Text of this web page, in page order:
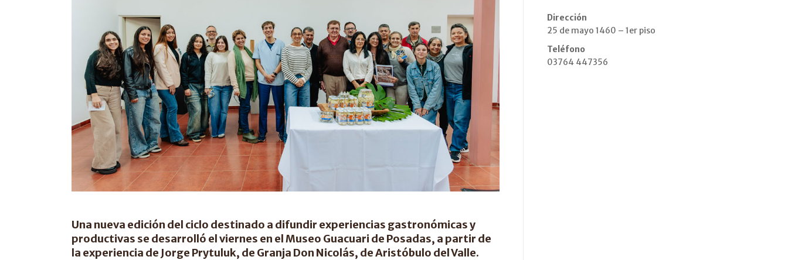
Una nueva edición del ciclo destinado a difundir experiencias gastronómicas y
productivas se desarrolló el viernes en el Museo Guacuari de Posadas, a partir de
la experiencia de Jorge Prytuluk, de Granja Don Nicolás, de Aristóbulo del Valle.
Dirección
25 de mayo 1460 – 1er piso
Teléfono
03764 447356